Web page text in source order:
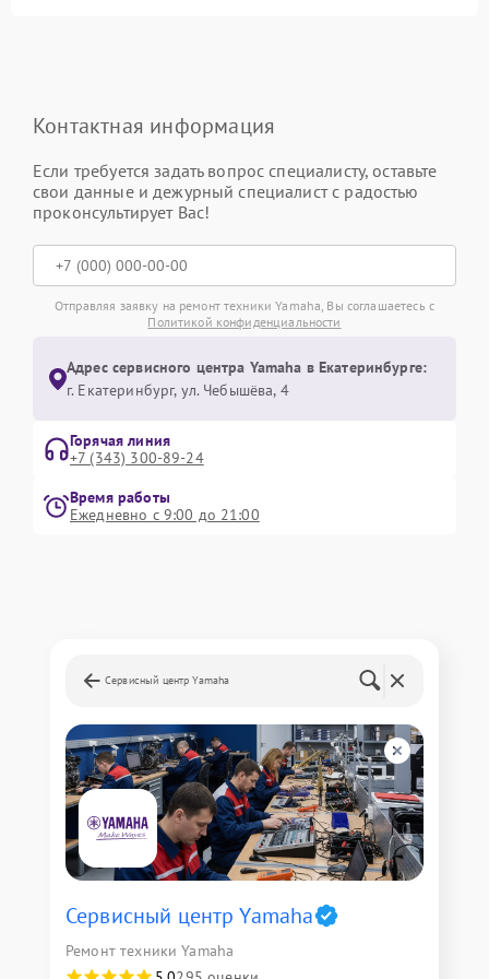
Контактная информация
Если требуется задать вопрос специалисту, оставьте
свои данные и дежурный специалист с радостью
проконсультирует Вас!
Отправляя заявку на ремонт техники Yamaha, Вы соглашаетесь с
Политикой конфиденциальности
Адрес сервисного центра Yamaha в Екатеринбурге:
г. Екатеринбург, ул. Чебышёва, 4
Горячая линия
+7 (343) 300-89-24
Время работы
Ежедневно с 9:00 до 21:00
Сервисный центр Yamaha
Сервисный центр Yamaha
Ремонт техники Yamaha